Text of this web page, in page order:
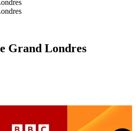
Grand Londres